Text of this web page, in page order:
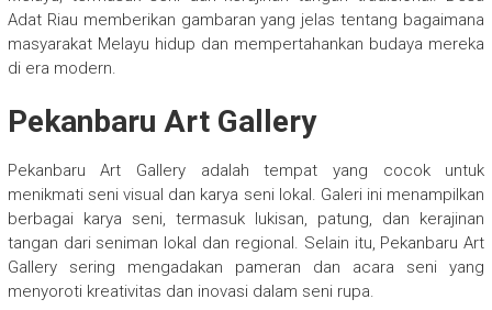
Adat Riau memberikan gambaran yang jelas tentang bagaimana
masyarakat Melayu hidup dan mempertahankan budaya mereka
di era modern.
Pekanbaru Art Gallery
Pekanbaru Art Gallery adalah tempat yang cocok untuk
menikmati seni visual dan karya seni lokal. Galeri ini menampilkan
berbagai karya seni, termasuk lukisan, patung, dan kerajinan
tangan dari seniman lokal dan regional. Selain itu, Pekanbaru Art
Gallery sering mengadakan pameran dan acara seni yang
menyoroti kreativitas dan inovasi dalam seni rupa.